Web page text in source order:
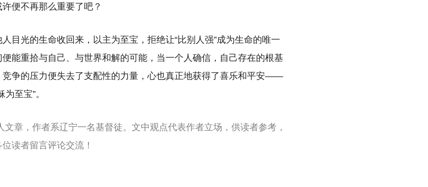
便不再那么重要了吧？
目光的生命收回来，以主为至宝，拒绝让“比别人强”成为生命的唯一
能重拾与自己、与世界和解的可能，当一个人确信，自己存在的根基
竞争的压力便失去了支配性的力量，心也真正地获得了喜乐和平安——
至宝”。
章，作者系辽宁一名基督徒。文中观点代表作者立场，供读者参考，
读者留言评论交流！